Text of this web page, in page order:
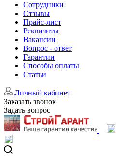
Сотрудники
Отзывы
Прайс-лист
Реквизиты
Вакансии
Вопрос - ответ
Гарантии
Способы оплаты
Статьи
Личный кабинет
Заказать звонок
Задать вопрос